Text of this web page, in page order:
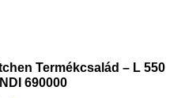
Termékcsalád – L 550
690000